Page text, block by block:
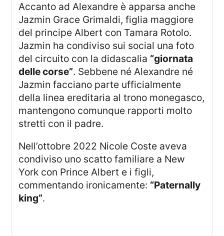
Accanto ad Alexandre è apparsa anche
Jazmin Grace Grimaldi, figlia maggiore
del principe Albert con Tamara Rotolo.
Jazmin ha condiviso sui social una foto
del circuito con la didascalia “giornata
delle corse”. Sebbene né Alexandre né
Jazmin facciano parte ufficialmente
della linea ereditaria al trono monegasco,
mantengono comunque rapporti molto
stretti con il padre.
Nell’ottobre 2022 Nicole Coste aveva
condiviso uno scatto familiare a New
York con Prince Albert e i figli,
commentando ironicamente: “Paternally
king”.